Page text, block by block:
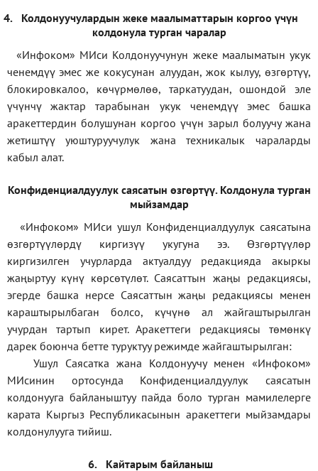
4.
Колдонуучулардын жеке маалыматтарын коргоо үчүн
колдонула турган чаралар
«Инфоком» МИси Колдонуучунун жеке маалыматын укук
ченемдүү эмес же кокусунан алуудан, жок кылуу, өзгөртүү,
блокировкалоо, көчүрмөлөө, таркатуудан, ошондой эле
үчүнчү жактар тарабынан укук ченемдүү эмес башка
аракеттердин болушунан коргоо үчүн зарыл болуучу жана
жетиштүү уюштуруучулук жана техникалык чараларды
кабыл алат.
Конфиденциалдуулук саясатын өзгөртүү. Колдонула турган
мыйзамдар
«Инфоком» МИси ушул Конфиденциалдуулук саясатына
өзгөртүүлөрдү киргизүү укугуна ээ. Өзгөртүүлөр
киргизилген учурларда актуалдуу редакцияда акыркы
жаңыртуу күнү көрсөтүлөт. Саясаттын жаңы редакциясы,
эгерде башка нерсе Саясаттын жаңы редакциясы менен
караштырылбаган болсо, күчүнө ал жайгаштырылган
учурдан тартып кирет. Аракеттеги редакциясы төмөнкү
дарек боюнча бетте туруктуу режимде жайгаштырылган:
Ушул Саясатка жана Колдонуучу менен «Инфоком»
МИсинин ортосунда Конфиденциалдуулук саясатын
колдонууга байланыштуу пайда боло турган мамилелерге
карата Кыргыз Республикасынын аракеттеги мыйзамдары
колдонулууга тийиш.
6. Кайтарым байланыш